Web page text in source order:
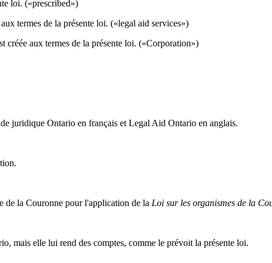
loi. («prescribed»)
termes de la présente loi. («legal aid services»)
créée aux termes de la présente loi. («Corporation»)
juridique Ontario en français et Legal Aid Ontario en anglais.
de la Couronne pour l'application de la Loi sur les organismes de la
mais elle lui rend des comptes, comme le prévoit la présente loi.